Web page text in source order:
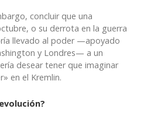
concluir que una
o su derrota en la guerra
llevado al poder —apoyado
y Londres— a un
desear tener que imaginar
en el Kremlin.